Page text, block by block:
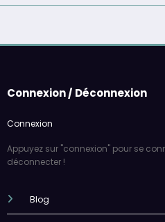
Connexion / Déconnexion
Connexion
Appuyez sur "connexion" pour se
déconnecter !
Blog